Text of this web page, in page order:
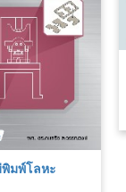
มพ์โลหะ